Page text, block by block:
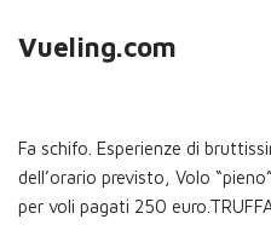
Vueling.com
Fa schifo. Esperienze di
dell’orario previsto, Volo
per voli pagati 250